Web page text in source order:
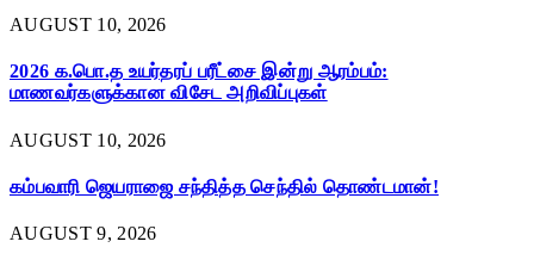
AUGUST 10, 2026
2026 க.பொ.த உயர்தரப் பரீட்சை இன்று ஆரம்பம்:
மாணவர்களுக்கான விசேட அறிவிப்புகள்
AUGUST 10, 2026
கம்பவாரி ஜெயராஜை சந்தித்த செந்தில் தொண்டமான்!
AUGUST 9, 2026